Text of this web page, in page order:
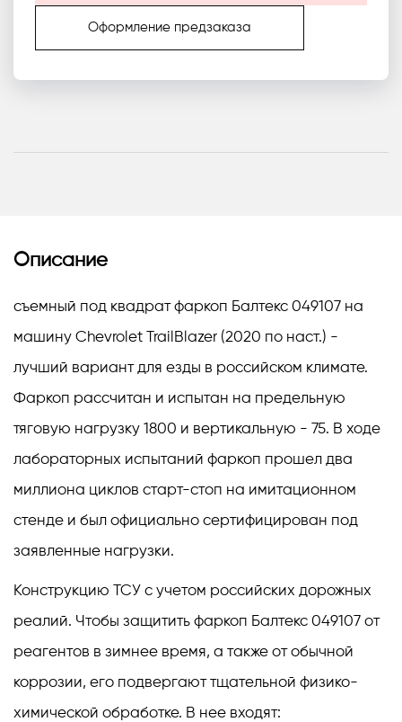
Оформление предзаказа
Описание
съемный под квадрат фаркоп Балтекс 049107 на
машину Chevrolet TrailBlazer (2020 по наст.) -
лучший вариант для езды в российском климате.
Фаркоп рассчитан и испытан на предельную
тяговую нагрузку 1800 и вертикальную - 75. В ходе
лабораторных испытаний фаркоп прошел два
миллиона циклов старт-стоп на имитационном
стенде и был официально сертифицирован под
заявленные нагрузки.
Конструкцию ТСУ с учетом российских дорожных
реалий. Чтобы защитить фаркоп Балтекс 049107 от
реагентов в зимнее время, а также от обычной
коррозии, его подвергают тщательной физико-
химической обработке. В нее входят: